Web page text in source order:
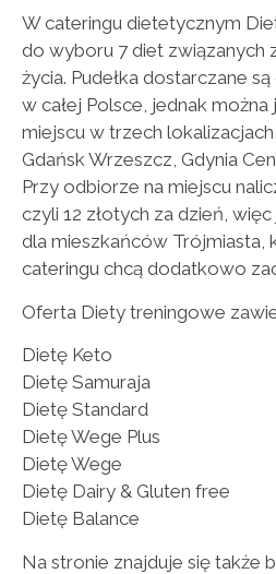
W cateringu dietetycznym
do wyboru 7 diet związanych
życia. Pudełka dostarczane
w całej Polsce, jednak
miejscu w trzech
Gdańsk Wrzeszcz, Gdynia
Przy odbiorze na miejscu
czyli 12 złotych za dzień,
dla mieszkańców Trójmiasta,
cateringu chcą dodatkowo
Oferta Diety treningowe
Dietę Keto
Dietę Samuraja
Dietę Standard
Dietę Wege Plus
Dietę Wege
Dietę Dairy & Gluten free
Dietę Balance
Na stronie znajduje się także